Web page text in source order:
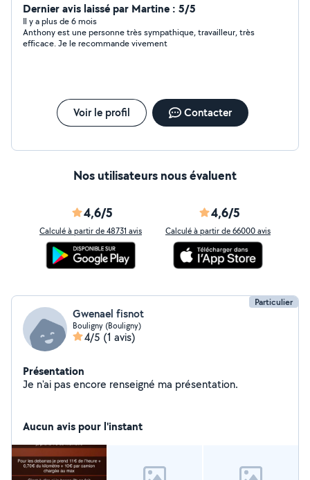
Dernier avis laissé par Martine : 5/5
Il y a plus de 6 mois
Anthony est une personne très sympathique, travailleur, très
efficace. Je le recommande vivement
Voir le profil Contacter
Nos utilisateurs nous évaluent
4,6/5
Calculé à partir de 48731 avis
4,6/5
Calculé à partir de 66000 avis
Particulier
Gwenael fisnot
Bouligny (Bouligny)
4/5 (1 avis)
Présentation
Je n'ai pas encore renseigné ma présentation.
Aucun avis pour l'instant